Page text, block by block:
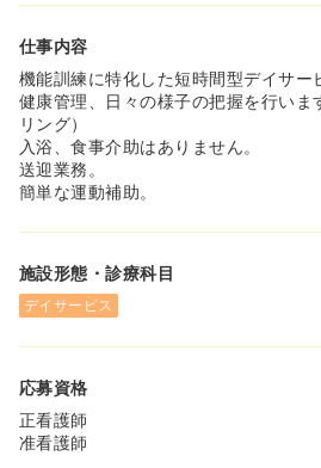
仕事内容
機能訓練に特化した短時間型デイサー
健康管理、日々の様子の把握を行いま
リング）
入浴、食事介助はありません。
送迎業務。
簡単な運動補助。
施設形態・診療科目
デイサービス
応募資格
正看護師
准看護師